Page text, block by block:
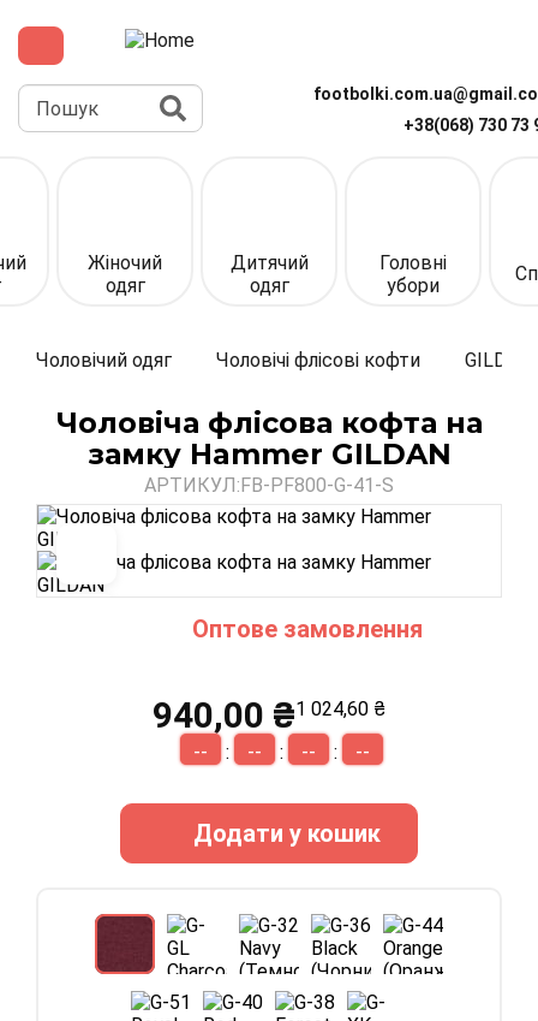
до
основного
вмісту
Пошук
+38(068) 730 73
Жіночий
одяг
Дитячий
одяг
Головні
убори
Чоловічий одяг Чоловічі флісові кофти GILDAN
Чоловіча флісова кофта на
замку Hammer GILDAN
АРТИКУЛ:FB-PF800-G-41-S
940,00 ₴1 024,60 ₴
-- : -- : -- : --
Оптове замовлення
Додати у кошик